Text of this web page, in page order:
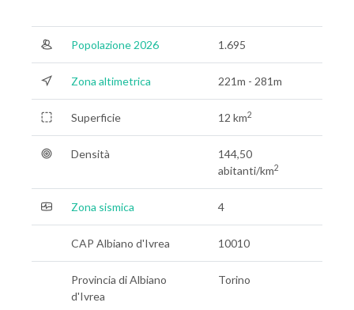
Popolazione 2026 1.695
Zona altimetrica 221m - 281m
Superficie 12 km2
Densità
144,50
abitanti/km2
Zona sismica 4
CAP Albiano d'Ivrea 10010
Provincia di Albiano
d'Ivrea
Torino